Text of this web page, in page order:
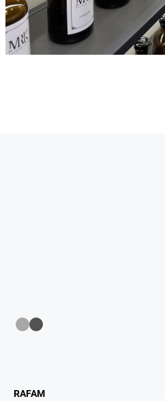
RAFAM